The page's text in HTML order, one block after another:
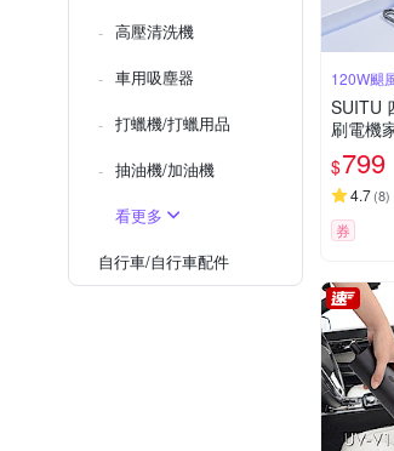
高壓清洗機
車用吸塵器
打蠟機/打蠟用品
抽油機/加油機
看更多
自行車/自行車配件
120W颶
家兩用
SUITU
刷電機
多功能
吹氣機
$799
4.7(8)
券